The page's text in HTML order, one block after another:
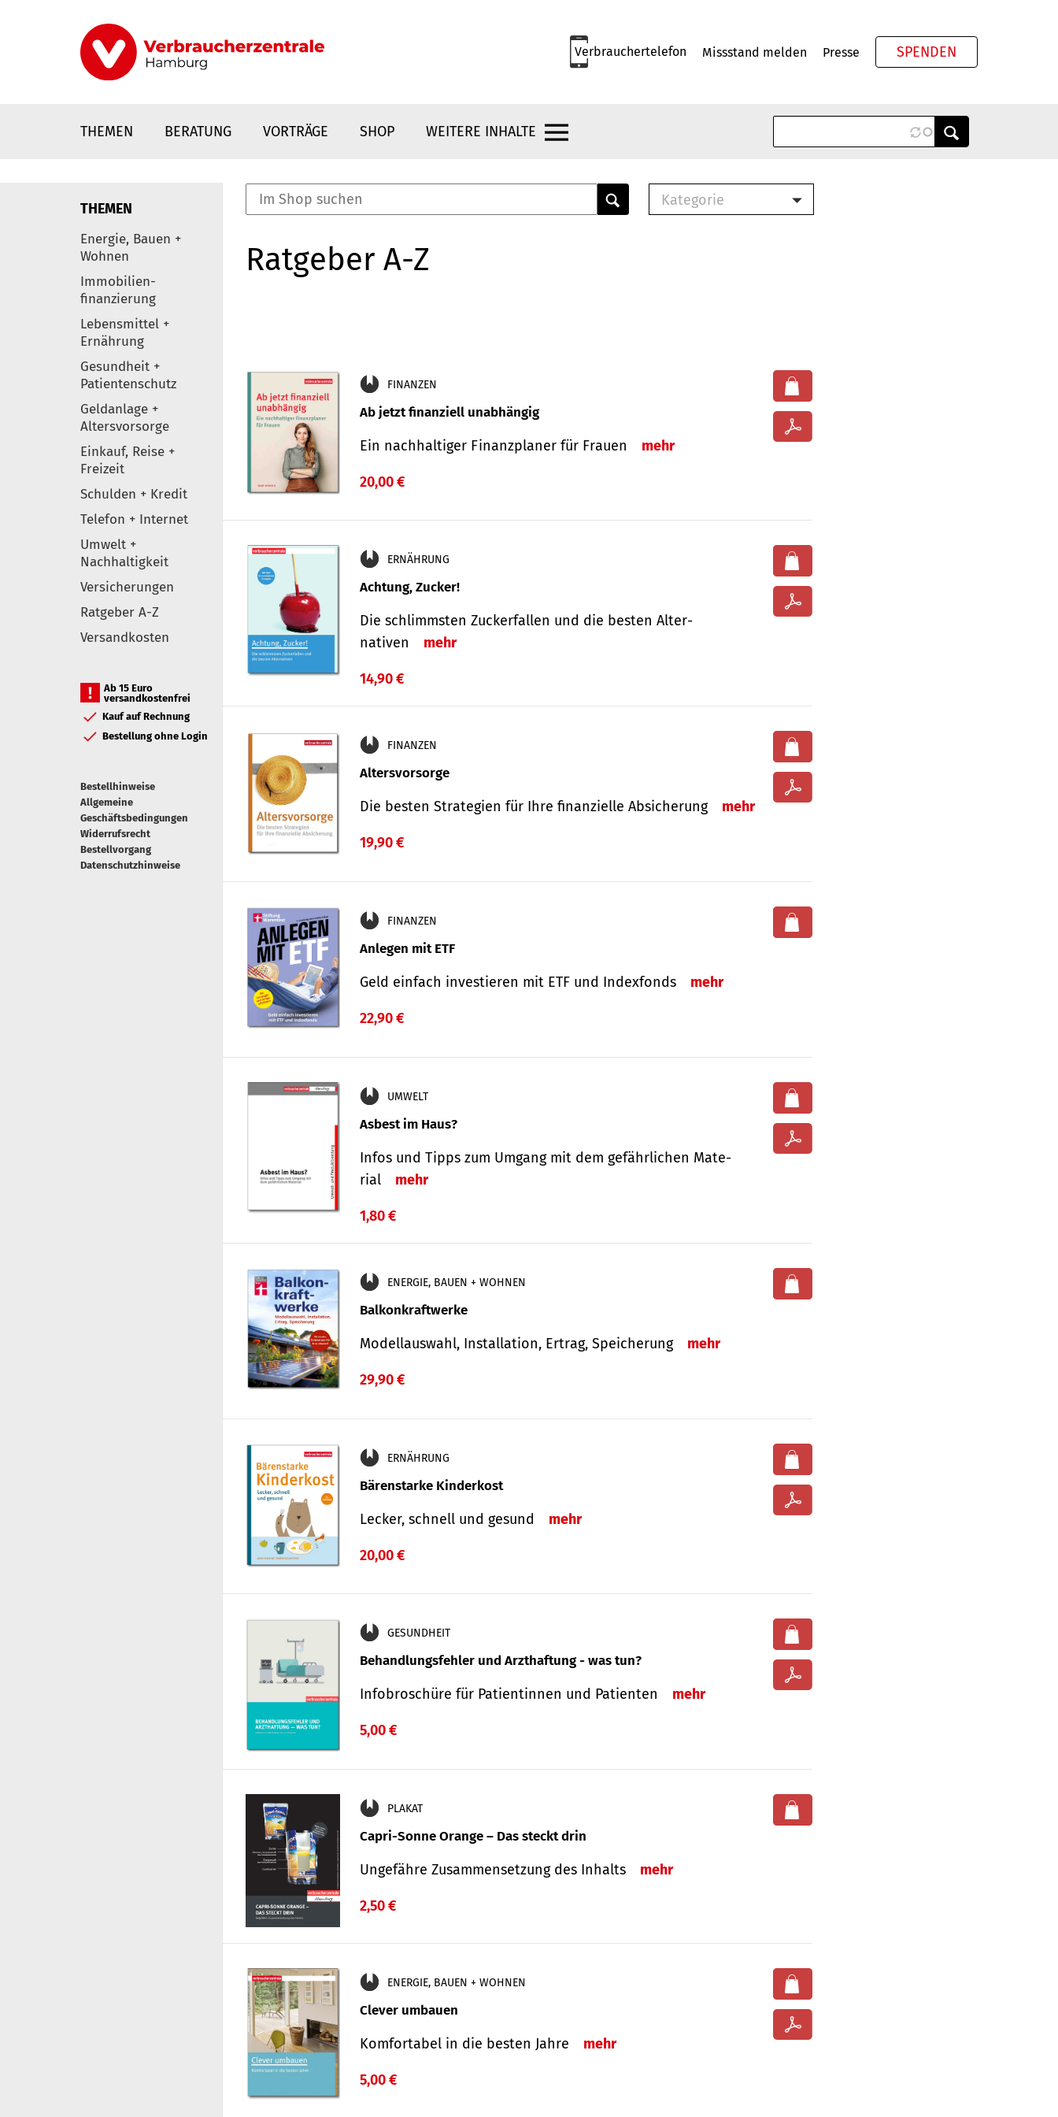
Verbrauchertelefon Missstand melden Presse SPENDEN
THEMEN BERATUNG VORTRÄGE SHOP WEITERE INHALTE
Elemente
THEMEN
Energie, Bauen +
Wohnen
Immobilien-
finanzierung
Lebensmittel +
Ernährung
Gesundheit +
Patientenschutz
Geldanlage +
Altersvorsorge
Einkauf, Reise +
Freizeit
Schulden + Kredit
Telefon + Internet
Umwelt +
Nachhaltigkeit
Versicherungen
Ratgeber A-Z
Versandkosten
Ab 15 Euro
versandkostenfrei
Kauf auf Rechnung
Bestellung ohne Login
Bestellhinweise
Allgemeine
Geschäftsbedingungen
Widerrufsrecht
Bestellvorgang
Datenschutzhinweise
Kategorie
Ratgeber A-Z
FINANZEN
Ab jetzt finanziell unabhängig
Ein nachhaltiger Finanzplaner für Frauen mehr
20,00 €
ERNÄHRUNG
Achtung, Zucker!
Die schlimmsten Zucker­fallen und die besten Alter­
nativen
mehr
14,90 €
FINANZEN
Altersvorsorge
Die besten Strategien für Ihre finanzielle Absicherung mehr
19,90 €
FINANZEN
Anlegen mit ETF
Geld einfach investieren mit ETF und Indexfonds mehr
22,90 €
UMWELT
Asbest im Haus?
Infos und Tipps zum Um­gang mit dem ge­fähr­lichen Mate­
rial
mehr
1,80 €
ENERGIE, BAUEN + WOHNEN
Balkonkraftwerke
Modellauswahl, Installation, Ertrag, Speicherung mehr
29,90 €
ERNÄHRUNG
Bärenstarke Kinderkost
Lecker, schnell und gesund mehr
20,00 €
GESUNDHEIT
Behandlungsfehler und Arzthaftung - was tun?
Infobroschüre für Patientinnen und Patienten mehr
5,00 €
PLAKAT
Capri-Sonne Orange – Das steckt drin
Ungefähre Zu­sammen­setzung des Inhalts mehr
2,50 €
ENERGIE, BAUEN + WOHNEN
Clever umbauen
Komfortabel in die besten Jahre mehr
5,00 €